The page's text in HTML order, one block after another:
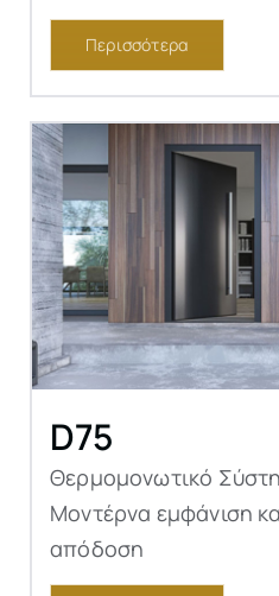
Περισσότερα
D75
Θερμομονωτικό
Μοντέρνα εμφάνιση
απόδοση